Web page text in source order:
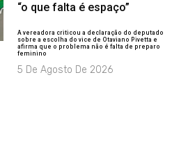
“o que falta é espaço”
A vereadora criticou a declaração do deputado
sobre a escolha do vice de Otaviano Pivetta e
afirma que o problema não é falta de preparo
feminino
5 De Agosto De 2026